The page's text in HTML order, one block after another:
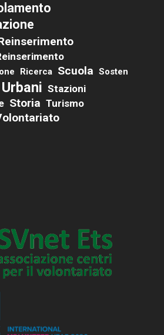
Ricerca Scuola Sosten
Stazioni
Storia Turismo